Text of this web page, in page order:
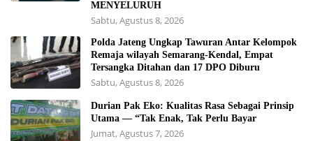
MENYELURUH
Sabtu, Agustus 8, 2026
Polda Jateng Ungkap Tawuran Antar Kelompok
Remaja wilayah Semarang-Kendal, Empat
Tersangka Ditahan dan 17 DPO Diburu
Sabtu, Agustus 8, 2026
Durian Pak Eko: Kualitas Rasa Sebagai Prinsip
Utama — “Tak Enak, Tak Perlu Bayar
Jumat, Agustus 7, 2026